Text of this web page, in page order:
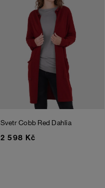
Svetr Cobb Red Dahlia
2 598 Kč